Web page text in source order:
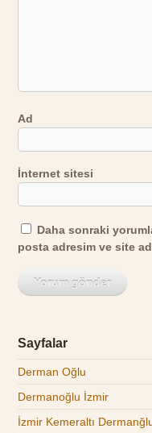
Ad
İnternet sitesi
Daha sonraki
posta adresim ve site
Sayfalar
Derman Oğlu
Dermanoğlu İzmir
İzmir Kemeraltı